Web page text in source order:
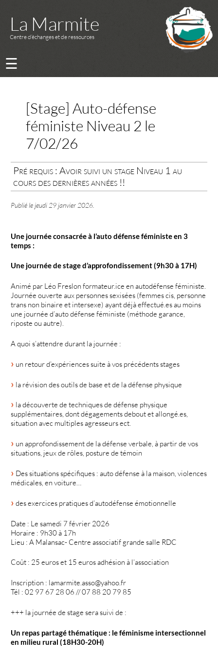
La Marmite
Centre d’échanges et de ressources
☰
[Stage] Auto-défense
féministe Niveau 2 le
7/02/26
Pré requis : Avoir suivi un stage Niveau 1 au
cours des dernières années !!
Publié le jeudi 29 janvier 2026
Une journée consacrée à l’auto défense féministe en 3
temps :
Une journée de stage d’approfondissement (9h30 à 17H)
Animé par Léo Freslon formateur.ice en autodéfense féministe.
Journée ouverte aux personnes sexisées (femmes cis, personne
trans non binaire et intersexe) ayant déjà effectué.es au moins
une journée d’auto défense féministe (méthode garance,
riposte ou autre).
A quoi s’attendre durant la journée :
un retour d’expériences suite à vos précédents stages
la révision des outils de base et de la défense physique
la découverte de techniques de défense physique
supplémentaires, dont dégagements debout et allongé.es,
situation avec multiples agresseurs ect.
un approfondissement de la défense verbale, à partir de vos
situations, jeux de rôles, posture de témoin
Des situations spécifiques : auto défense à la maison, violences
médicales, en voiture…
des exercices pratiques d’autodéfense émotionnelle
Date : Le samedi 7 février 2026
Horaire : 9h30 à 17h
Lieu : A Malansac- Centre associatif grande salle RDC
Coût : 25 euros et 15 euros adhésion à l’association
Inscription : lamarmite.asso@yahoo.fr
Tél : 02 97 67 28 06 // 07 88 20 79 85
+++ la journée de stage sera suivi de :
Un repas partagé thématique : le féminisme intersectionnel
en milieu rural (18H30-20H)